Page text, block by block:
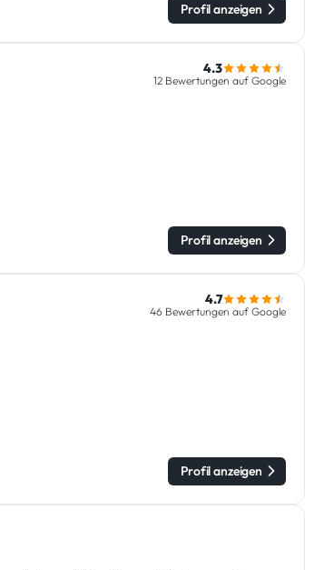
Profil anzeigen
4.3
12 Bewertungen auf Google
Profil anzeigen
4.7
46 Bewertungen auf Google
Profil anzeigen